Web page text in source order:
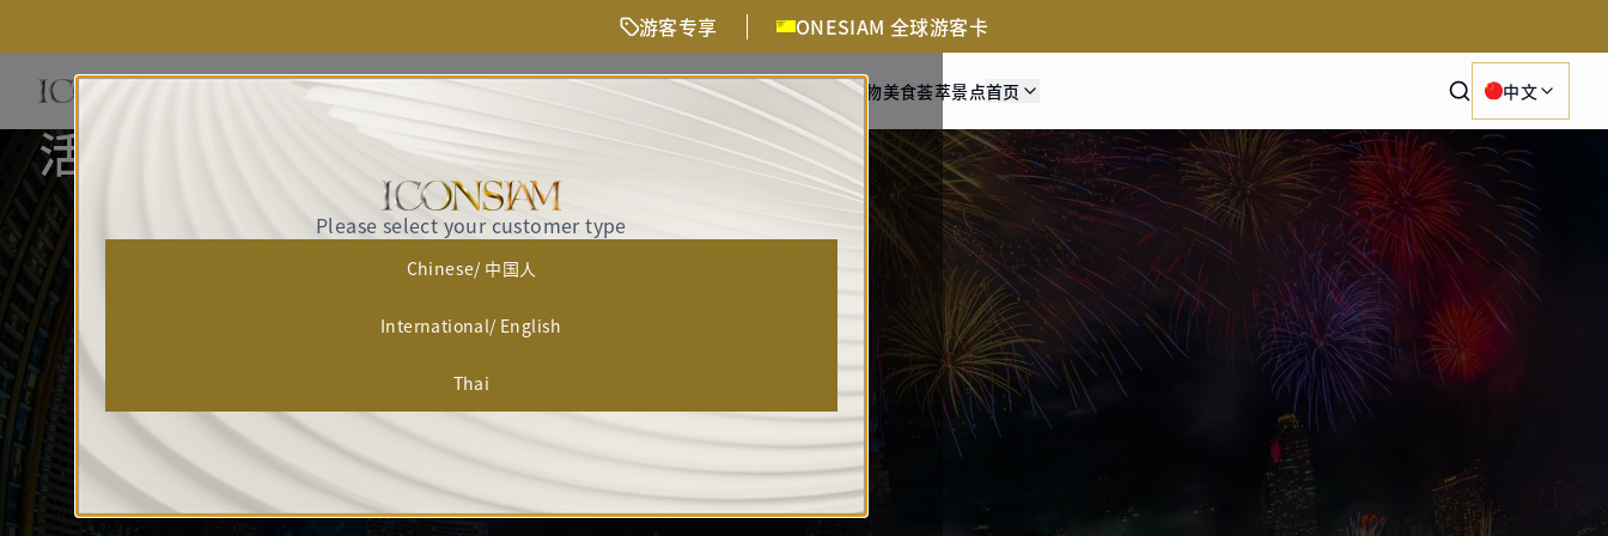
游客专享 ONESIAM 全球游客卡
活动与精彩体验 交通方式 时尚购物美食荟萃景点首页 Search中文
活动与精彩体验
Please select your customer type
Chinese/ 中国人
International/ English
Thai